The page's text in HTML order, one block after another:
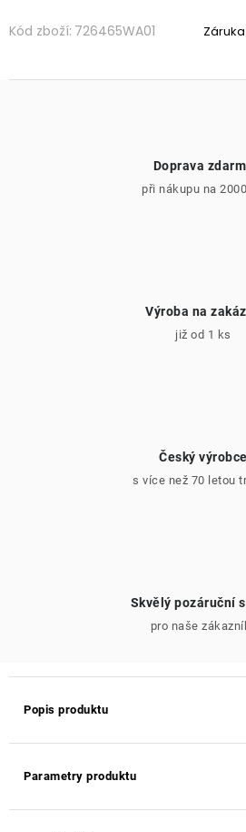
Kód zboží: 726465WA01 Záruka
Doprava
při nákupu na
Výroba na
již od 1 ks
Český výrobce
s více než 70 letou
Skvělý pozáruční
pro naše
Popis produktu
Parametry produktu